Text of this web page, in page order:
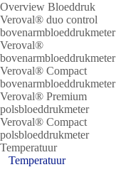
Overview Bloeddruk
Veroval® duo control
bovenarmbloeddrukmeter
Veroval®
bovenarmbloeddrukmeter
Veroval® Compact
bovenarmbloeddrukmeter
Veroval® Premium
polsbloeddrukmeter
Veroval® Compact
polsbloeddrukmeter
Temperatuur
Temperatuur